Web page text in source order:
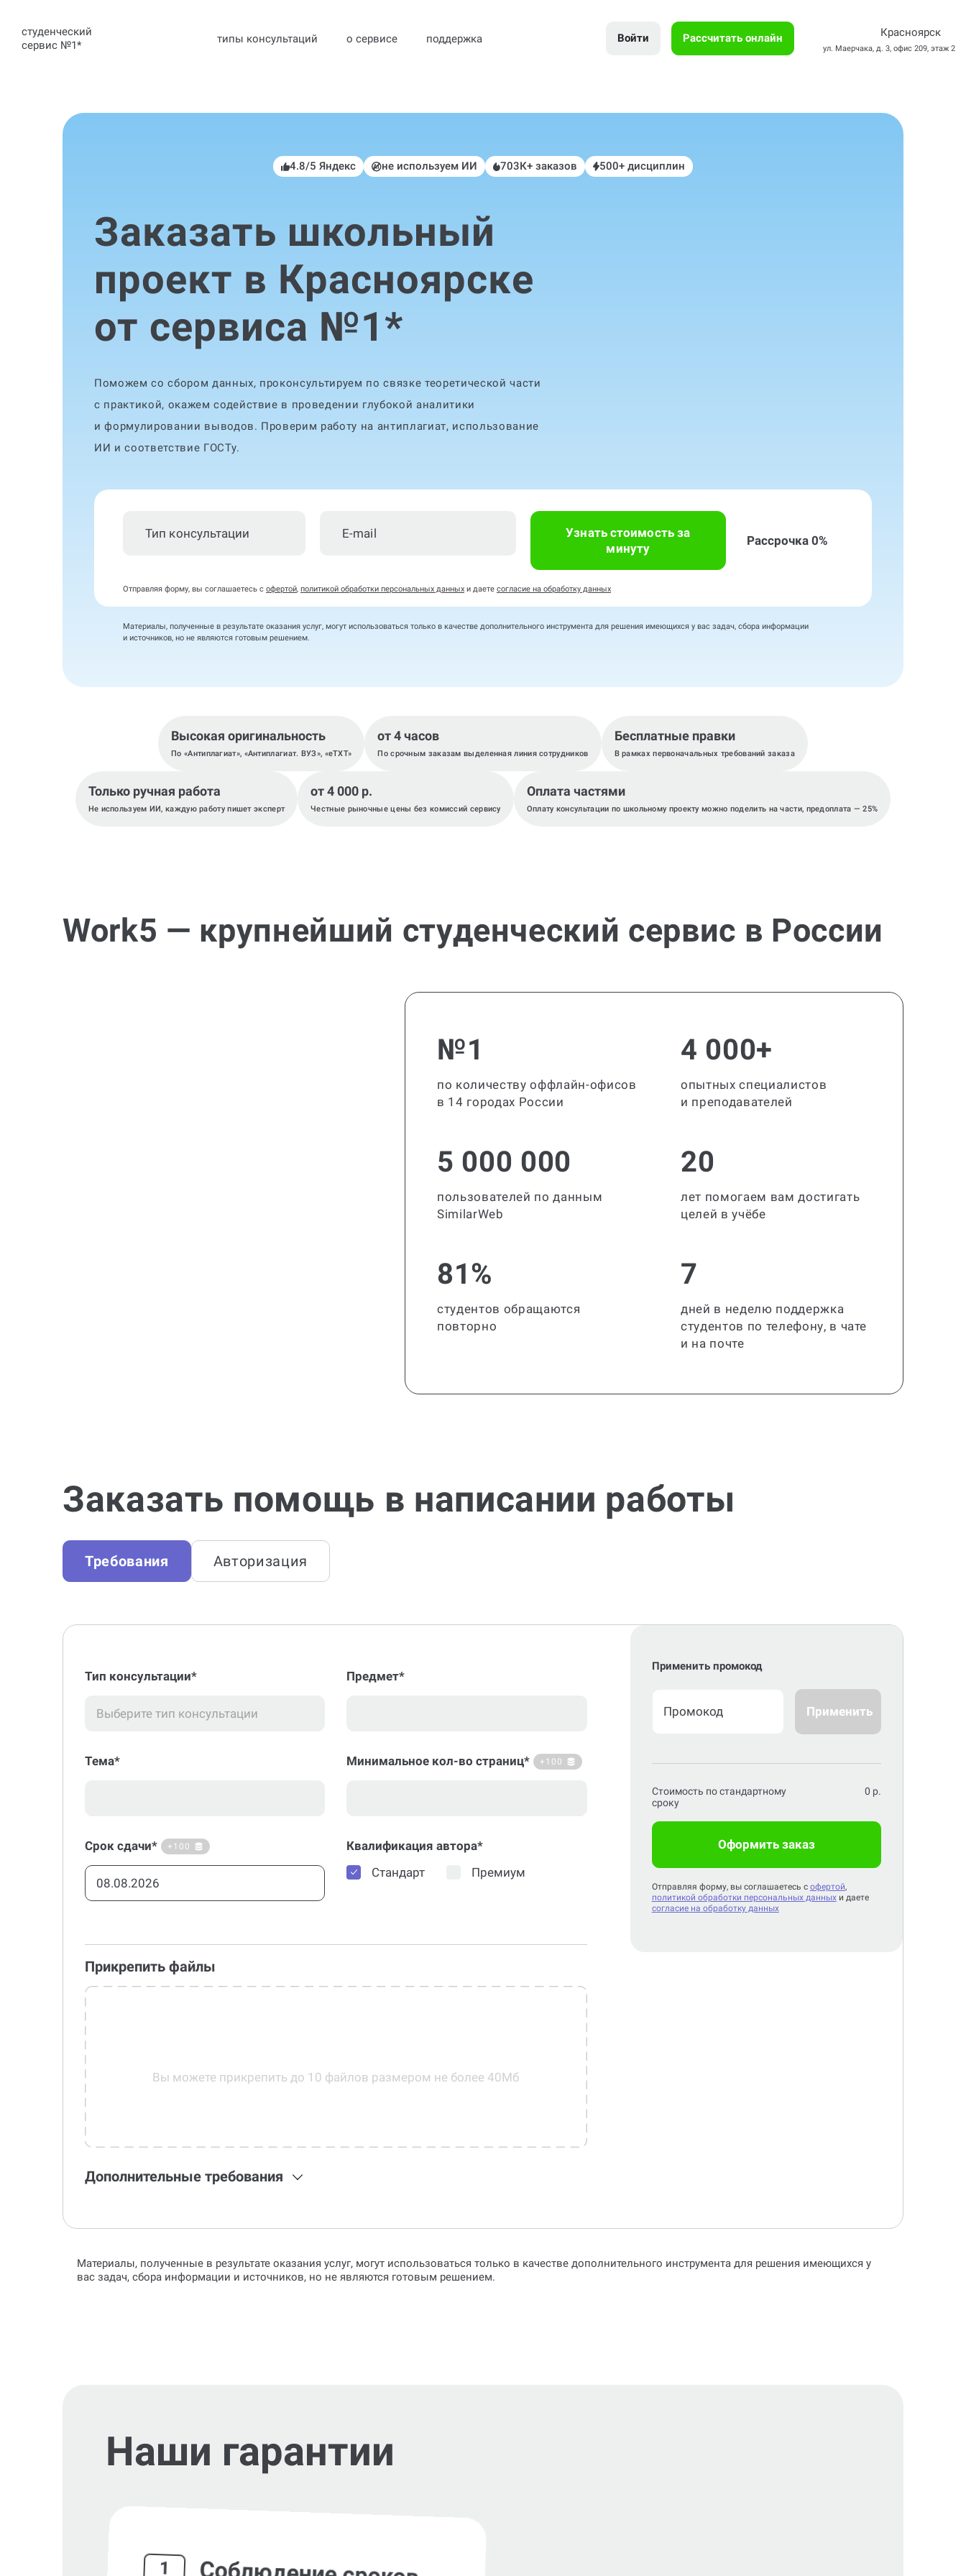
студенческий
сервис №1* типы консультаций о сервисе поддержка Войти Рассчитать онлайн Красноярск
ул. Маерчака, д. 3, офис 209, этаж 2
4.8/5 Яндекс не используем ИИ 703К+ заказов 500+ дисциплин
Заказать школьный
проект в Красноярске
от сервиса №1*
Поможем со сбором данных, проконсультируем по связке теоретической части
с практикой, окажем содействие в проведении глубокой аналитики
и формулировании выводов. Проверим работу на антиплагиат, использование
ИИ и соответствие ГОСТу.
Тип консультации
Узнать стоимость за
минуту
Рассрочка 0%
Отправляя форму, вы соглашаетесь с офертой, политикой обработки персональных данных и даете согласие на обработку данных
Материалы, полученные в результате оказания услуг, могут использоваться только в качестве дополнительного инструмента для решения имеющихся у вас задач, сбора информации
и источников, но не являются готовым решением.
Высокая оригинальность
По «Антиплагиат», «Антиплагиат. ВУЗ», «eTXT»
от 4 часов
По срочным заказам выделенная линия сотрудников
Бесплатные правки
В рамках первоначальных требований заказа
Только ручная работа
Не используем ИИ, каждую работу пишет эксперт
от 4 000 р.
Честные рыночные цены без комиссий сервису
Оплата частями
Оплату консультации по школьному проекту можно поделить на части, предоплата — 25%
Work5 — крупнейший студенческий сервис в России
№1
по количеству оффлайн-офисов
в 14 городах России
4 000+
опытных специалистов
и преподавателей
5 000 000
пользователей по данным
SimilarWeb
20
лет помогаем вам достигать
целей в учёбе
81%
студентов обращаются
повторно
7
дней в неделю поддержка
студентов по телефону, в чате
и на почте
Заказать помощь в написании работы
Требования Авторизация
Тип консультации*
Выберите тип консультации
Предмет*
Тема* Минимальное кол-во страниц* +100
Срок сдачи* +100
Квалификация автора*
Стандарт
Премиум
Прикрепить файлы
Вы можете прикрепить до 10 файлов размером не более 40Мб
Дополнительные требования
Применить промокод
Применить
Стоимость по стандартному
сроку
0 р.
Оформить заказ
Отправляя форму, вы соглашаетесь с офертой,
политикой обработки персональных данныхи даете
согласие на обработку данных
Материалы, полученные в результате оказания услуг, могут использоваться только в качестве дополнительного инструмента для решения имеющихся у
вас задач, сбора информации и источников, но не являются готовым решением.
Наши гарантии
1